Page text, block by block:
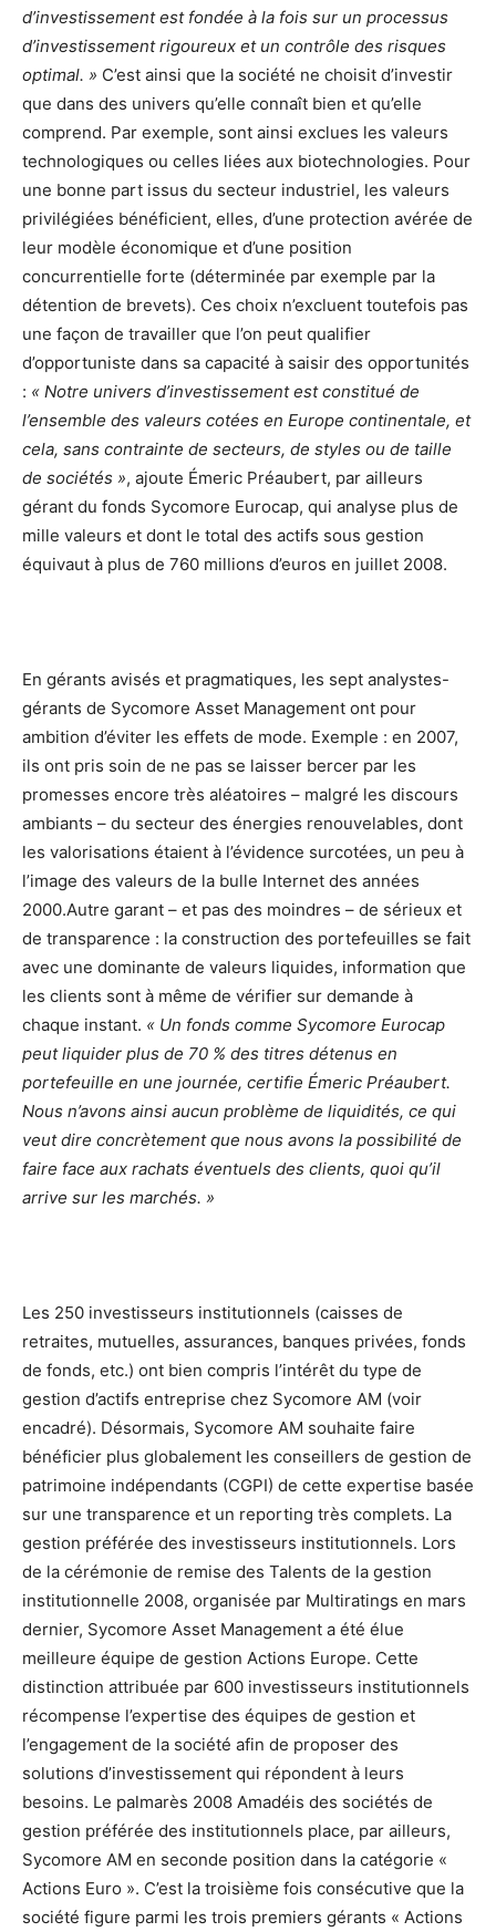
d’investissement est fondée à la fois sur un processus
d’investissement rigoureux et un contrôle des risques
optimal. » C’est ainsi que la société ne choisit d’investir
que dans des univers qu’elle connaît bien et qu’elle
comprend. Par exemple, sont ainsi exclues les valeurs
technologiques ou celles liées aux biotechnologies. Pour
une bonne part issus du secteur industriel, les valeurs
privilégiées bénéficient, elles, d’une protection avérée de
leur modèle économique et d’une position
concurrentielle forte (déterminée par exemple par la
détention de brevets). Ces choix n’excluent toutefois pas
une façon de travailler que l’on peut qualifier
d’opportuniste dans sa capacité à saisir des opportunités
: « Notre univers d’investissement est constitué de
l’ensemble des valeurs cotées en Europe continentale, et
cela, sans contrainte de secteurs, de styles ou de taille
de sociétés », ajoute Émeric Préaubert, par ailleurs
gérant du fonds Sycomore Eurocap, qui analyse plus de
mille valeurs et dont le total des actifs sous gestion
équivaut à plus de 760 millions d’euros en juillet 2008.
En gérants avisés et pragmatiques, les sept analystes-
gérants de Sycomore Asset Management ont pour
ambition d’éviter les effets de mode. Exemple : en 2007,
ils ont pris soin de ne pas se laisser bercer par les
promesses encore très aléatoires – malgré les discours
ambiants – du secteur des énergies renouvelables, dont
les valorisations étaient à l’évidence surcotées, un peu à
l’image des valeurs de la bulle Internet des années
2000.Autre garant – et pas des moindres – de sérieux et
de transparence : la construction des portefeuilles se fait
avec une dominante de valeurs liquides, information que
les clients sont à même de vérifier sur demande à
chaque instant. « Un fonds comme Sycomore Eurocap
peut liquider plus de 70 % des titres détenus en
portefeuille en une journée, certifie Émeric Préaubert.
Nous n’avons ainsi aucun problème de liquidités, ce qui
veut dire concrètement que nous avons la possibilité de
faire face aux rachats éventuels des clients, quoi qu’il
arrive sur les marchés. »
Les 250 investisseurs institutionnels (caisses de
retraites, mutuelles, assurances, banques privées, fonds
de fonds, etc.) ont bien compris l’intérêt du type de
gestion d’actifs entreprise chez Sycomore AM (voir
encadré). Désormais, Sycomore AM souhaite faire
bénéficier plus globalement les conseillers de gestion de
patrimoine indépendants (CGPI) de cette expertise basée
sur une transparence et un reporting très complets. La
gestion préférée des investisseurs institutionnels. Lors
de la cérémonie de remise des Talents de la gestion
institutionnelle 2008, organisée par Multiratings en mars
dernier, Sycomore Asset Management a été élue
meilleure équipe de gestion Actions Europe. Cette
distinction attribuée par 600 investisseurs institutionnels
récompense l’expertise des équipes de gestion et
l’engagement de la société afin de proposer des
solutions d’investissement qui répondent à leurs
besoins. Le palmarès 2008 Amadéis des sociétés de
gestion préférée des institutionnels place, par ailleurs,
Sycomore AM en seconde position dans la catégorie «
Actions Euro ». C’est la troisième fois consécutive que la
société figure parmi les trois premiers gérants « Actions